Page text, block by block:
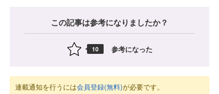
この記事は参考になりましたか？
10 参考になった
連載通知を行うには会員登録(無料)が必要です。